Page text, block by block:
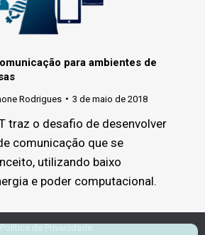
para ambientes de
Rodrigues 3 de maio de 2018
traz o desafio de desenvolver
comunicação que se
utilizando baixo
e poder computacional.